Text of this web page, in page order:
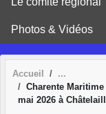
Photos & Vidéos
Accueil
Charente
mai 2026 à